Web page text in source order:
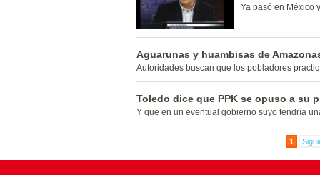
Ya pasó en México
Aguarunas y huambisas de
Autoridades buscan que los pobladores
Toledo dice que PPK se opuso a su
Y que en un eventual gobierno suyo tendría
1